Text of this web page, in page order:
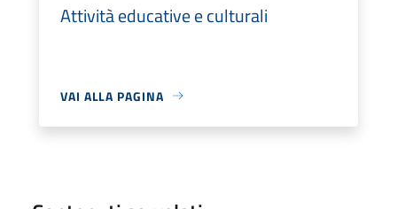
Attività educative e culturali
VAI ALLA PAGINA